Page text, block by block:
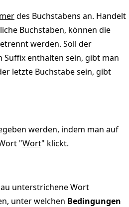
des Buchstabens an. Handelt
Buchstaben, können die
werden. Soll der
Suffix enthalten sein, gibt man
letzte Buchstabe sein, gibt
werden, indem man auf
"Wort" klickt.
unterstrichene Wort
unter welchen Bedingungen